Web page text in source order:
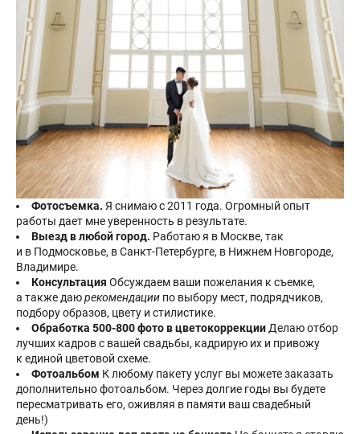
Фотосъемка. Я снимаю с 2011 года. Огромный опыт
работы дает мне уверенность в результате.
Выезд в любой город. Работаю я в Москве, так
и в Подмосковье, в Санкт-Петербурге, в Нижнем Новгороде,
Владимире.
Консультация Обсуждаем ваши пожелания к съемке,
а также даюрекомендации по выбору мест, подрядчиков,
подбору образов, цвету и стилистике.
Обработка 500-800 фото в цветокоррекции Делаю отбор
лучших кадров с вашей свадьбы, кадрирую их и привожу
к единой цветовой схеме.
Фотоальбом К любому пакету услуг вы можете заказать
дополнительно фотоальбом. Через долгие годы вы будете
пересматривать его, оживляя в памяти ваш свадебный
день!)